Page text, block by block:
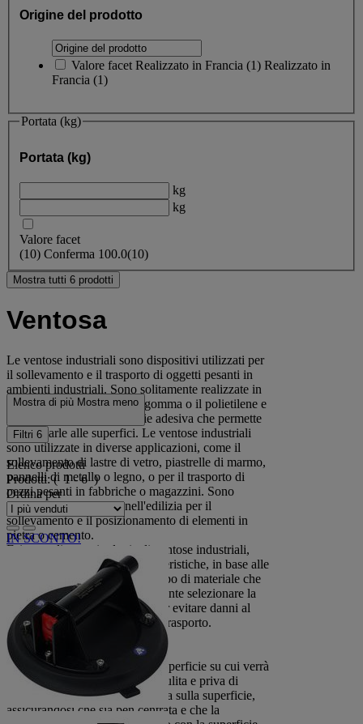
Origine del prodotto
Valore facet Realizzato in Francia (1) Realizzato in
Francia (1)
Portata (kg)
Portata (kg)
kg
kg
Valore facet
(10) Conferma 100.0(10)
Mostra tutti 6 prodotti
Ventosa
Le ventose industriali sono dispositivi utilizzati per
il sollevamento e il trasporto di oggetti pesanti in
ambienti industriali. Sono solitamente realizzate in
materiali resistenti come la gomma o il polietilene e
sono dotate di una superficie adesiva che permette
di attaccarle alle superfici. Le ventose industriali
sono utilizzate in diverse applicazioni, come il
sollevamento di lastre di vetro, piastrelle di marmo,
pannelli di metallo o legno, o per il trasporto di
pezzi pesanti in fabbriche o magazzini. Sono
spesso utilizzate anche nell'edilizia per il
sollevamento e il posizionamento di elementi in
pietra o cemento.
Esistono diverse tipologie di ventose industriali,
con diverse dimensioni e caratteristiche, in base alle
esigenze di sollevamento e al tipo di materiale che
si intende trasportare. È importante selezionare la
ventosa industriale adeguata per evitare danni al
materiale o incidenti durante il trasporto.
Come si utilizza una ventosa?
Innanzitutto, assicurati che la superficie su cui verrà
applicata la ventosa sia liscia, pulita e priva di
spigoli vivi, posiziona la ventosa sulla superficie,
assicurandosi che sia ben centrata e che la
Mostra di più Mostra meno
Filtri 6
Elenco prodotti
Prodotti:( 1 - 6 )
Ordina per
IN SCONTO!